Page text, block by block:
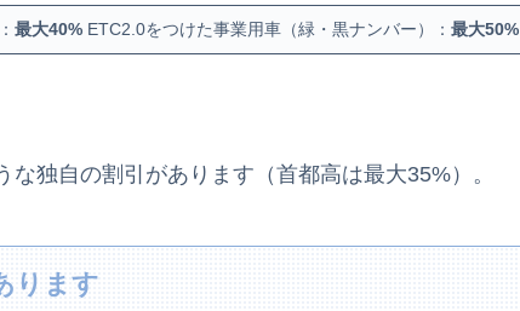
最大40% ETC2.0をつけた事業用車（緑・黒ナンバー）：最大50%
独自の割引があります（首都高は最大35%）。
ります